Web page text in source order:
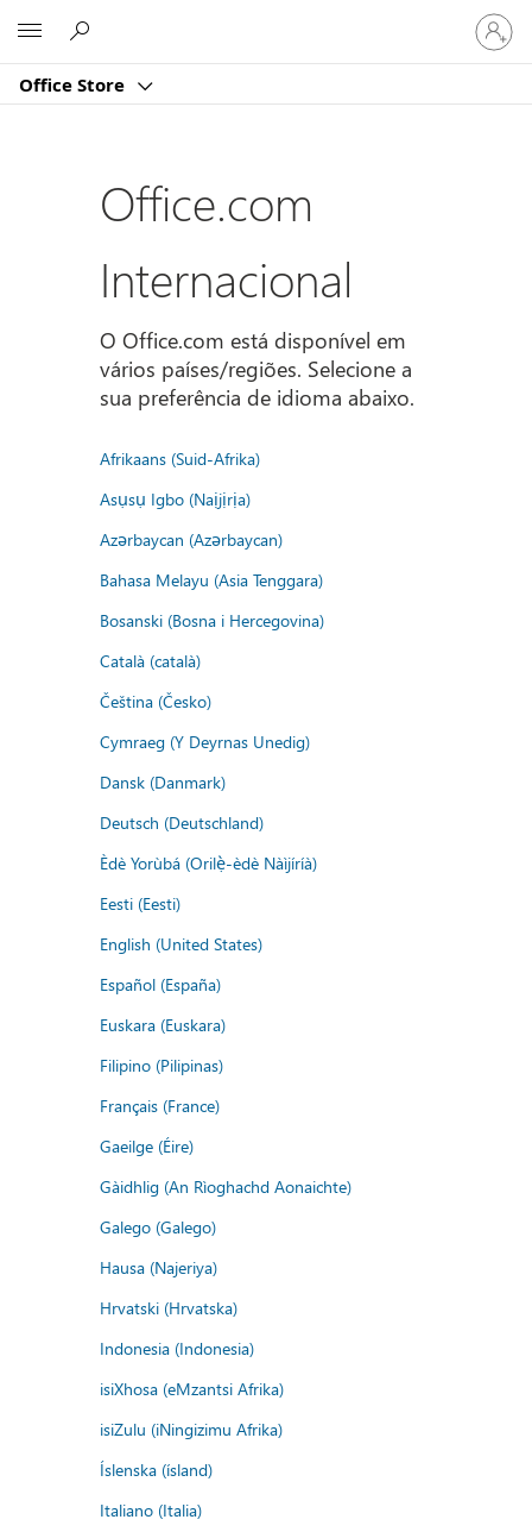
Office Store
Iniciar
sessão
na
Office.com
Internacional
O Office.com está disponível em
vários países/regiões. Selecione a
sua preferência de idioma abaixo.
Afrikaans (Suid-Afrika)
Asụsụ Igbo (Naịjịrịa)
Azərbaycan (Azərbaycan)
Bahasa Melayu (Asia Tenggara)
Bosanski (Bosna i Hercegovina)
Català (català)
Čeština (Česko)
Cymraeg (Y Deyrnas Unedig)
Dansk (Danmark)
Deutsch (Deutschland)
Èdè Yorùbá (Orilẹ̀-èdè Nàìjíríà)
Eesti (Eesti)
English (United States)
Español (España)
Euskara (Euskara)
Filipino (Pilipinas)
Français (France)
Gaeilge (Éire)
Gàidhlig (An Rìoghachd Aonaichte)
Galego (Galego)
Hausa (Najeriya)
Hrvatski (Hrvatska)
Indonesia (Indonesia)
isiXhosa (eMzantsi Afrika)
isiZulu (iNingizimu Afrika)
Íslenska (ísland)
Italiano (Italia)